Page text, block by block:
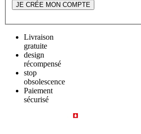
JE CRÉE MON COMPTE
Livraison
gratuite
design
récompensé
stop
obsolescence
Paiement
sécurisé